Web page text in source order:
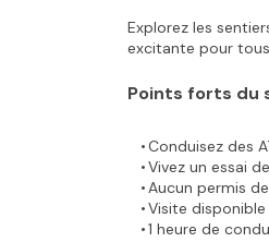
Explorez les
excitante pour
Points forts du
Conduisez des
Vivez un essai
Aucun permis
Visite
1 heure de